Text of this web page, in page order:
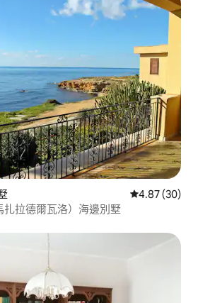
從 30 則評價
4.87 (30)
拉德爾瓦洛）海邊別墅